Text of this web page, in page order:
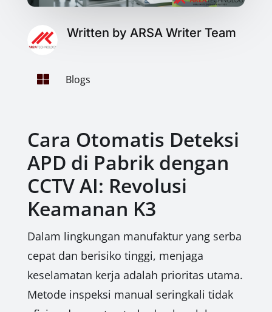
Written by ARSA Writer Team
 Blogs
Cara Otomatis Deteksi
APD di Pabrik dengan
CCTV AI: Revolusi
Keamanan K3
Dalam lingkungan manufaktur yang serba
cepat dan berisiko tinggi, menjaga
keselamatan kerja adalah prioritas utama.
Metode inspeksi manual seringkali tidak